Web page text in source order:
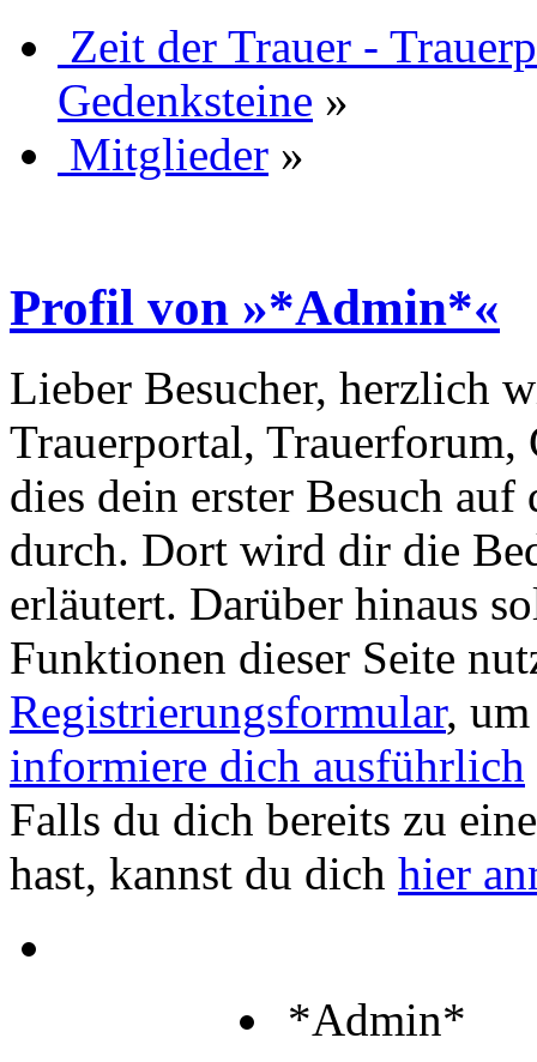
Zeit der Trauer -
Gedenksteine »
Mitglieder »
Profil von »*Admin*«
Lieber Besucher, herzlich
Trauerportal, Trauerforum,
dies dein erster Besuch
durch. Dort wird dir die
erläutert. Darüber hinaus
Funktionen dieser Seite
Registrierungsformular,
informiere dich ausführlich
Falls du dich bereits zu
hast, kannst du dich hier
*Admin*